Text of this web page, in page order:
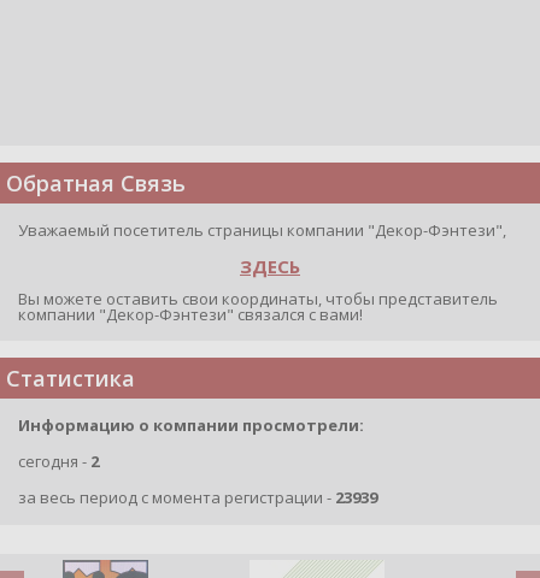
Обратная Связь
Уважаемый посетитель страницы компании "Декор-Фэнтези",
ЗДЕСЬ
Вы можете оставить свои координаты, чтобы представитель
компании "Декор-Фэнтези" связался с вами!
Статистика
Информацию о компании просмотрели:
сегодня - 2
за весь период с момента регистрации - 23939